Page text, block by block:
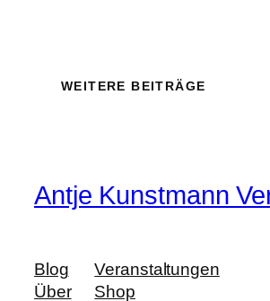
WEITERE BEITRÄGE
Antje Kunstmann
Blog
Über
Veranstaltungen
Shop